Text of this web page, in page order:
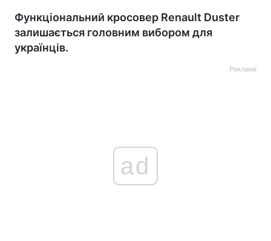
Функціональний кросовер Renault Duster
залишається головним вибором для
українців.
Реклама
ad